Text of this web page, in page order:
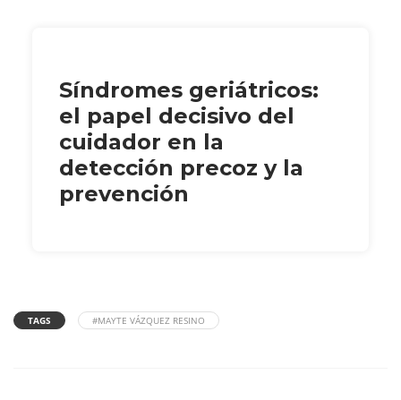
Síndromes geriátricos:
el papel decisivo del
cuidador en la
detección precoz y la
prevención
TAGS #MAYTE VÁZQUEZ RESINO